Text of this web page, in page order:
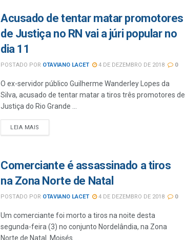
Acusado de tentar matar promotores
de Justiça no RN vai a júri popular no
dia 11
POSTADO POR OTAVIANO LACET 4 DE DEZEMBRO DE 2018 0
O ex-servidor público Guilherme Wanderley Lopes da
Silva, acusado de tentar matar a tiros três promotores de
Justiça do Rio Grande ...
LEIA MAIS
Comerciante é assassinado a tiros
na Zona Norte de Natal
POSTADO POR OTAVIANO LACET 4 DE DEZEMBRO DE 2018 0
Um comerciante foi morto a tiros na noite desta
segunda-feira (3) no conjunto Nordelândia, na Zona
Norte de Natal. Moisés ...